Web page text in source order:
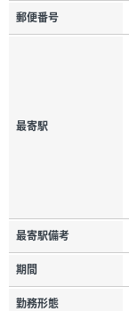
郵便番号
最寄駅
最寄駅備考
期間
勤務形態